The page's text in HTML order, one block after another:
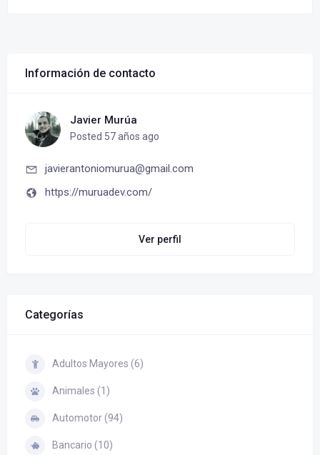
Información de contacto
Javier Murúa
Posted 57 años ago
javierantoniomurua@gmail.com
https://muruadev.com/
Ver perfil
Categorías
Adultos Mayores (6)
Animales (1)
Automotor (94)
Bancario (10)